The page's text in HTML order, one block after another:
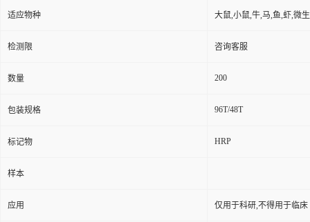
适应物种 大鼠,小鼠,牛,马,鱼,虾,微
检测限 咨询客服
数量 200
包装规格 96T/48T
标记物 HRP
样本
应用 仅用于科研,不得用于临床